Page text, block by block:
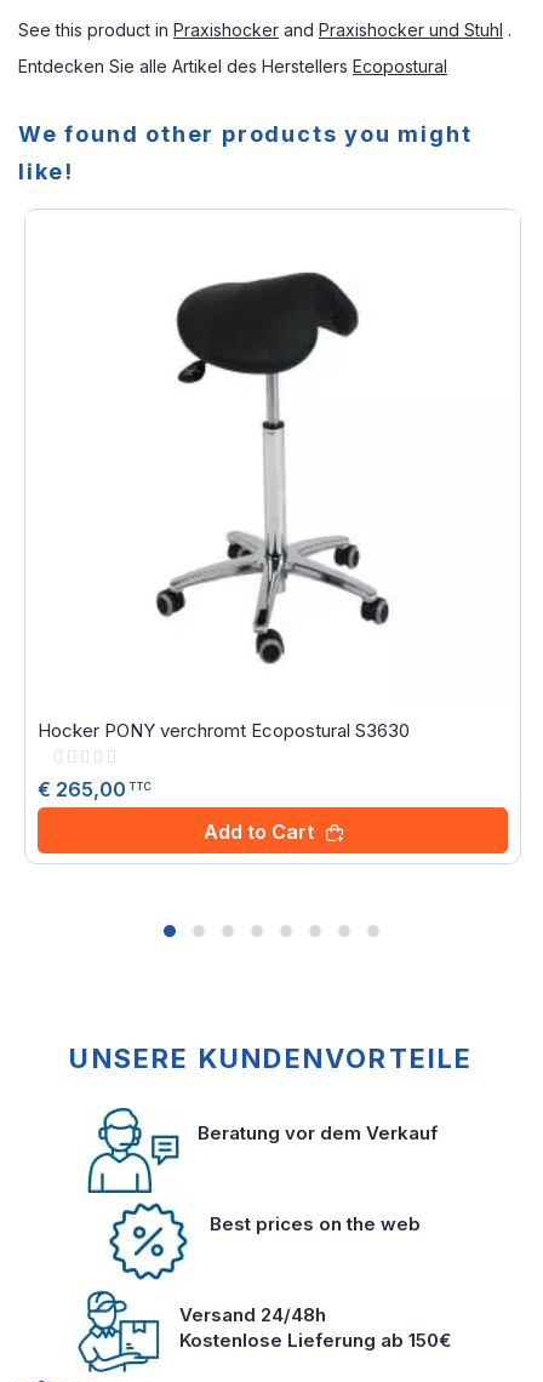
See this product in Praxishocker and Praxishocker und Stuhl .
Entdecken Sie alle Artikel des Herstellers Ecopostural
We found other products you might
like!
Hocker PONY verchromt Ecopostural S3630
Rating:
€ 265,00 TTC
Add to Cart
UNSERE KUNDENVORTEILE
Beratung vor dem Verkauf
Best prices on the web
Versand 24/48h
Kostenlose Lieferung ab 150€